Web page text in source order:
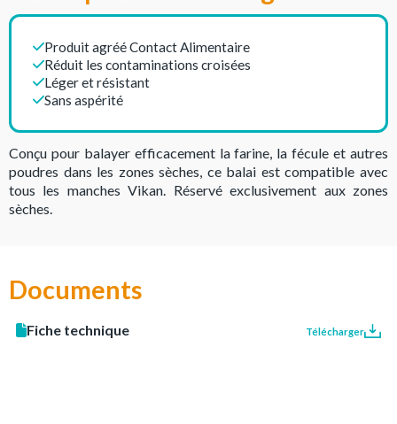
Produit agréé Contact Alimentaire
Réduit les contaminations croisées
Léger et résistant
Sans aspérité
Conçu pour balayer efficacement la farine, la fécule et autres
poudres dans les zones sèches, ce balai est compatible avec
tous les manches Vikan. Réservé exclusivement aux zones
sèches.
Documents
Fiche technique Télécharger